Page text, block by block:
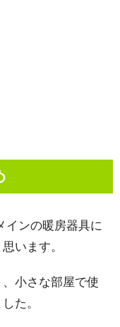
インの暖房器具に
います。
小さな部屋で使
た。